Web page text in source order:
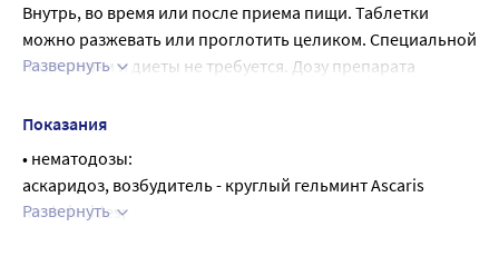
Внутрь, во время или после приема пищи. Таблетки
можно разжевать или проглотить целиком. Специальной
подготовки и диеты не требуется. Дозу препарата
инвазии и массы тела пациента.
У детей следует, по возможности, избегать применения
высоких доз албендазола в течение длительного
времени.
Развернуть
Показания
• нематодозы:
аскаридоз, возбудитель - круглый гельминт Ascaris
lumbricoides;
Развернуть